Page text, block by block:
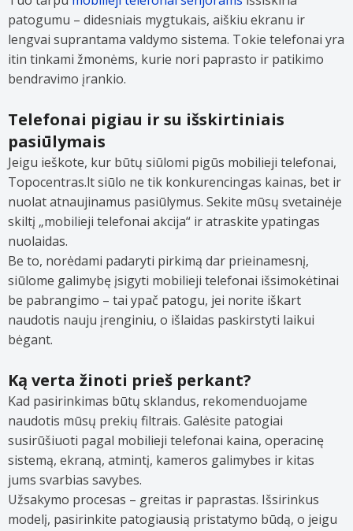
patogumu – didesniais mygtukais, aiškiu ekranu ir
lengvai suprantama valdymo sistema. Tokie telefonai yra
itin tinkami žmonėms, kurie nori paprasto ir patikimo
bendravimo įrankio.
Telefonai pigiau ir su išskirtiniais
pasiūlymais
Jeigu ieškote, kur būtų siūlomi pigūs mobilieji telefonai,
Topocentras.lt siūlo ne tik konkurencingas kainas, bet ir
nuolat atnaujinamus pasiūlymus. Sekite mūsų svetainėje
skiltį „mobilieji telefonai akcija“ ir atraskite ypatingas
nuolaidas.
Be to, norėdami padaryti pirkimą dar prieinamesnį,
siūlome galimybę įsigyti mobilieji telefonai išsimokėtinai
be pabrangimo – tai ypač patogu, jei norite iškart
naudotis nauju įrenginiu, o išlaidas paskirstyti laikui
bėgant.
Ką verta žinoti prieš perkant?
Kad pasirinkimas būtų sklandus, rekomenduojame
naudotis mūsų prekių filtrais. Galėsite patogiai
susirūšiuoti pagal mobilieji telefonai kaina, operacinę
sistemą, ekraną, atmintį, kameros galimybes ir kitas
jums svarbias savybes.
Užsakymo procesas – greitas ir paprastas. Išsirinkus
modelį, pasirinkite patogiausią pristatymo būdą, o jeigu